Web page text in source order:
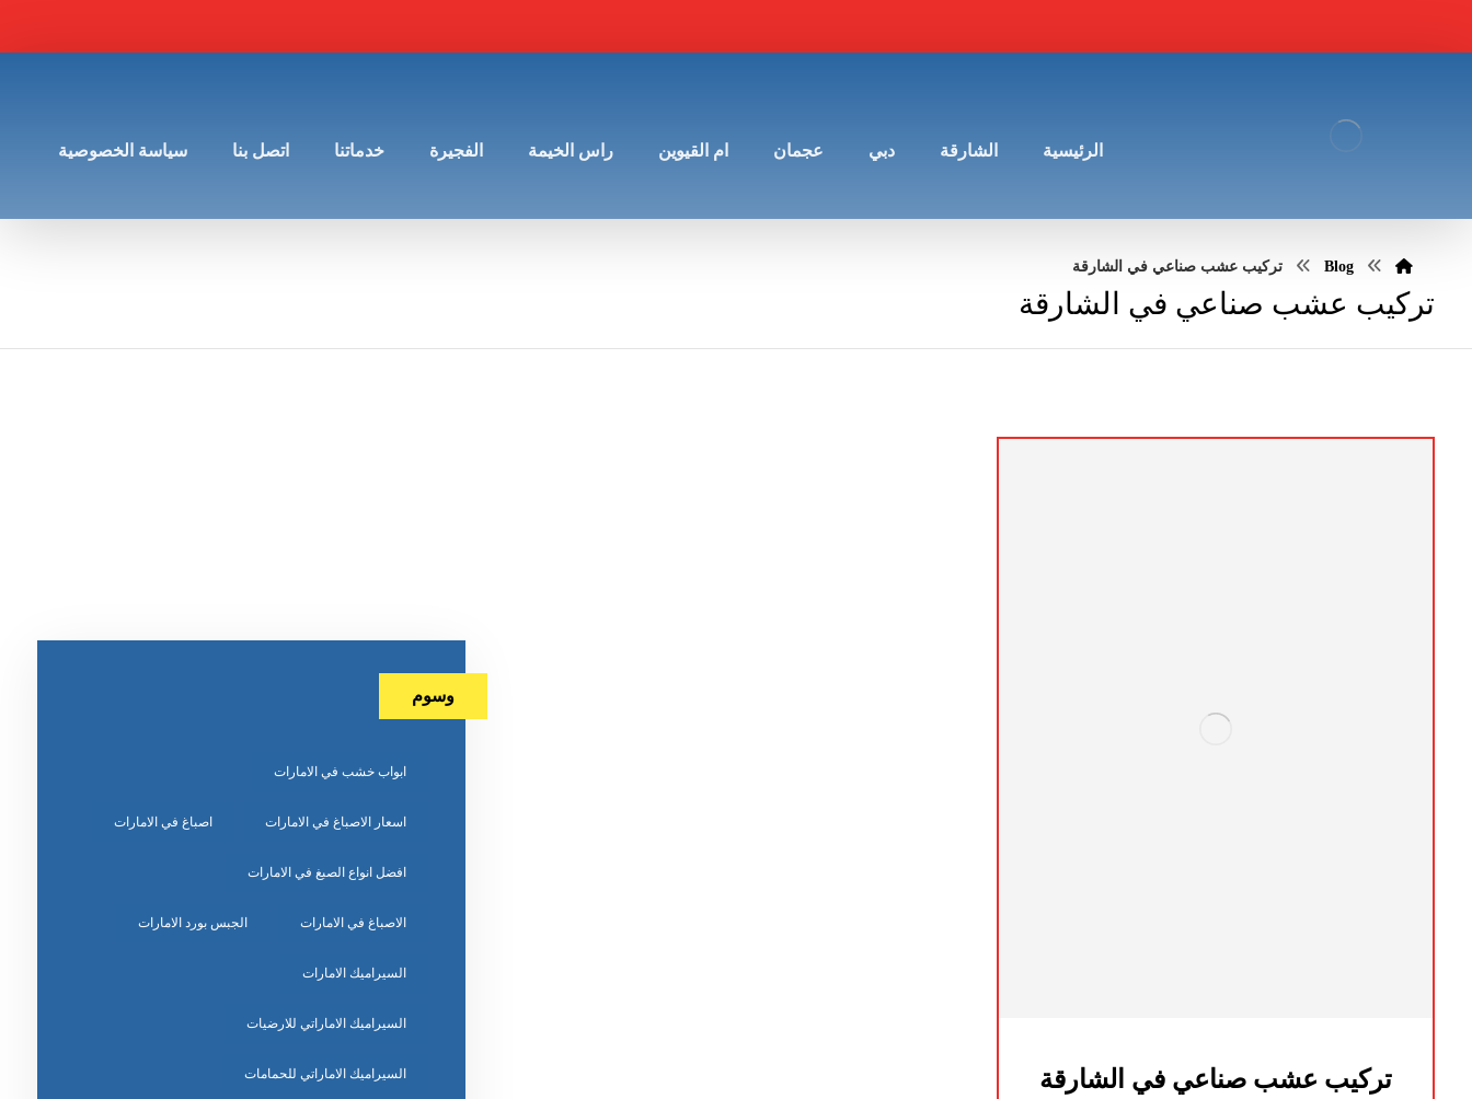
الرئيسية الشارقة دبي عجمان ام القيوين راس الخيمة الفجيرة خدماتنا اتصل بنا سياسة الخصوصية
Blog تركيب عشب صناعي في الشارقة
تركيب عشب صناعي في الشارقة
تركيب عشب صناعي في الشارقة
وسوم
ابواب خشب في الامارات
اسعار الاصباغ في الامارات اصباغ في الامارات
افضل انواع الصبغ في الامارات
الاصباغ في الامارات الجبس بورد الامارات
السيراميك الامارات
السيراميك الاماراتي للارضيات
السيراميك الاماراتي للحمامات